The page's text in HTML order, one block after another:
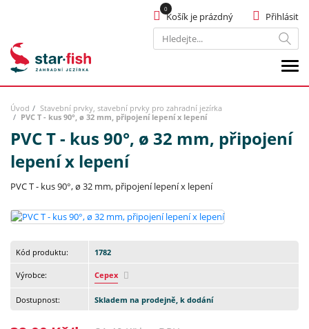
Hledat
Přihlásit
Košík je prázdný
Úvod
Stavební prvky, stavební prvky pro zahradní jezírka
PVC T - kus 90°, ø 32 mm, připojení lepení x lepení
PVC T - kus 90°, ø 32 mm, připojení
lepení x lepení
PVC T - kus 90°, ø 32 mm, připojení lepení x lepení
Kód produktu: 1782
Výrobce: Cepex
Dostupnost: Skladem na prodejně, k dodání